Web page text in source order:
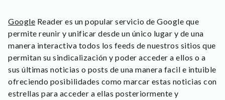
Google Reader es un popular servicio de Google que
permite reunir y unificar desde un único lugar y de una
manera interactiva todos los feeds de nuestros sitios que
permitan su sindicalización y poder acceder a ellos o a
sus últimas noticias o posts de una manera facil e intuible
ofreciendo posibilidades como marcar estas noticias con
estrellas para acceder a ellas posteriormente y